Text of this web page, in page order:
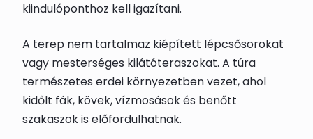
kiindulóponthoz kell igazítani.
A terep nem tartalmaz kiépített lépcsősorokat
vagy mesterséges kilátóteraszokat. A túra
természetes erdei környezetben vezet, ahol
kidőlt fák, kövek, vízmosások és benőtt
szakaszok is előfordulhatnak.